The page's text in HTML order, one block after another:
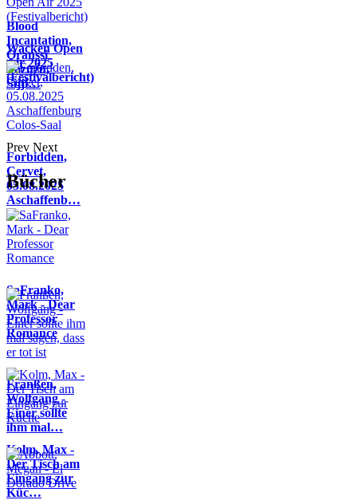
Blood
Incantation,
Oranssi
Pazuzu,
Sijji…
Wacken Open
Air 2025
(Festivalbericht)
Forbidden,
Cervet,
05.08.2025
Aschaffenb…
Prev Next
Bücher
SaFranko,
Mark - Dear
Professor
Romance
Franßen,
Wolfgang -
Einer sollte
ihm mal…
Kolm, Max -
Der Tisch am
Eingang zur
Küc…